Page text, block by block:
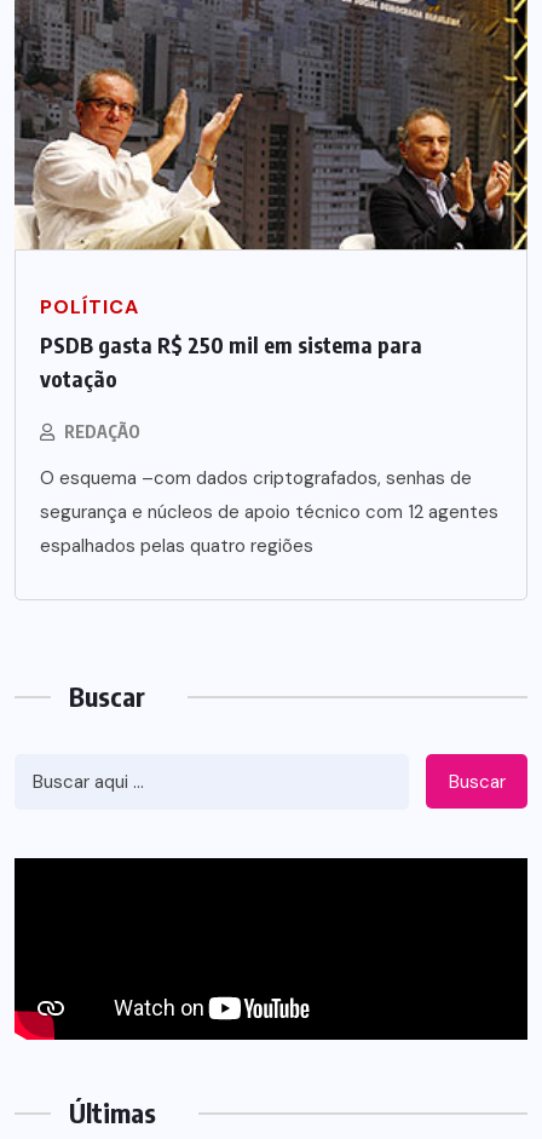
POLÍTICA
PSDB gasta R$ 250 mil em sistema para
votação
REDAÇÃO
O esquema –com dados criptografados, senhas de
segurança e núcleos de apoio técnico com 12 agentes
espalhados pelas quatro regiões
Buscar
Buscar
Últimas